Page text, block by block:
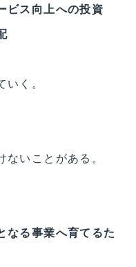
ビス向上への投資
く。
いことがある。
なる事業へ育てるた